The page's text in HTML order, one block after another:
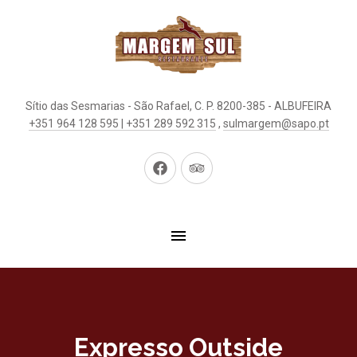
Sítio das Sesmarias - São Rafael, C. P. 8200-385 - ALBUFEIRA
+351 964 128 595 | +351 289 592 315 , sulmargem@sapo.pt
Neues Neues
Expresso Outside